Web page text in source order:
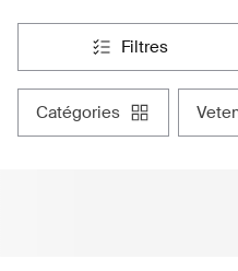
filtres
catégories